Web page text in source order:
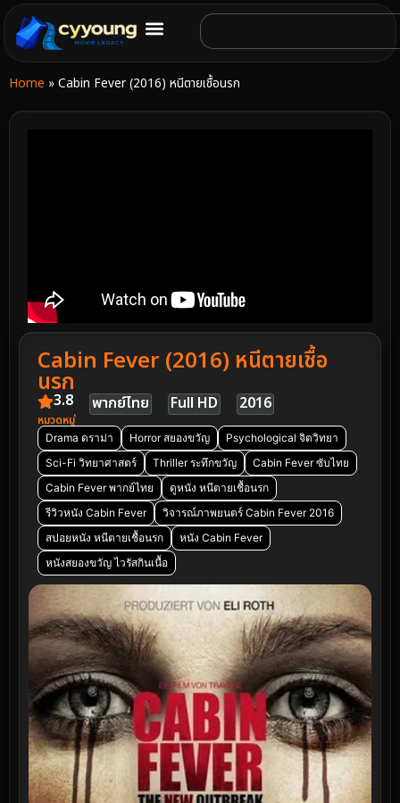
Home » Cabin Fever (2016) หนีตายเชื้อนรก
Cabin Fever (2016) หนีตายเชื้อ
นรก
3.8 พากย์ไทย Full HD 2016
หมวดหมู่
Drama ดราม่า Horror สยองขวัญ
Psychological จิตวิทยา
Sci-Fi วิทยาศาสตร์
Thriller ระทึกขวัญ
Cabin Fever ซับไทย
Cabin Fever พากย์ไทย
ดูหนัง หนีตายเชื้อนรก
รีวิวหนัง Cabin Fever
วิจารณ์ภาพยนตร์ Cabin Fever 2016
สปอยหนัง หนีตายเชื้อนรก
หนัง Cabin Fever
หนังสยองขวัญ ไวรัสกินเนื้อ